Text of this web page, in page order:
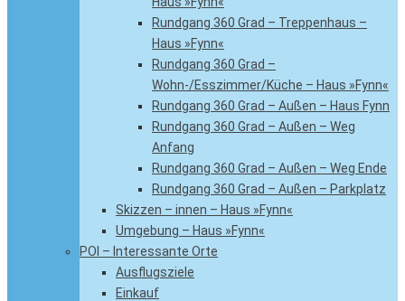
Rundgang 360 Grad – Treppenhaus –
Haus »Fynn«
Rundgang 360 Grad –
Wohn-/Esszimmer/Küche – Haus »Fynn«
Rundgang 360 Grad – Außen – Haus Fynn
Rundgang 360 Grad – Außen – Weg
Anfang
Rundgang 360 Grad – Außen – Weg Ende
Rundgang 360 Grad – Außen – Parkplatz
Skizzen – innen – Haus »Fynn«
Umgebung – Haus »Fynn«
POI – Interessante Orte
Ausflugsziele
Einkauf